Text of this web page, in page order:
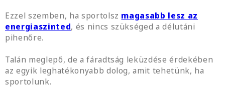
Ezzel szemben, ha sportolsz magasabb lesz az
energiaszinted, és nincs szükséged a délutáni
pihenőre.
Talán meglepő, de a fáradtság leküzdése érdekében
az egyik leghatékonyabb dolog, amit tehetünk, ha
sportolunk.